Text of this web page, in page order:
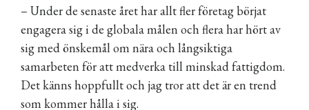
– Under de senaste året har allt fler företag börjat
engagera sig i de globala målen och flera har hört av
sig med önskemål om nära och långsiktiga
samarbeten för att medverka till minskad fattigdom.
Det känns hoppfullt och jag tror att det är en trend
som kommer hålla i sig.